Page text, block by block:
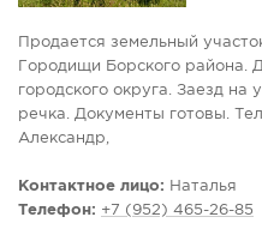
Продается земельный
Городищи Борского района.
городского округа. Заезд на
речка. Документы готовы.
Александр,
Контактное лицо: Наталья
Телефон: +7 (952) 465-26-85